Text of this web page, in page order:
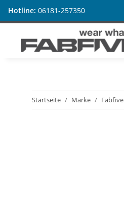
Hotline: 06181-257350
Startseite Marke Fabfive